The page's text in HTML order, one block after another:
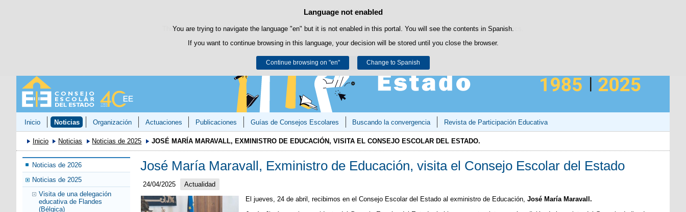
Cookie Policy
This website uses its own cookies to facilitate browsing and third-party cookies to obtain usage and satisfaction statistics.
You can get more information in the "Cookies" section of ourlegal notice.
Accept Reject
Language not enabled
You are trying to navigate the language "en" but it is not enabled in this portal. You will see the contents in Spanish.
If you want to continue browsing in this language, your decision will be stored until you close the browser.
Continue browsing on "en" Change to Spanish
Skip to content
Inicio Noticias Organización Actuaciones Publicaciones Guías de Consejos Escolares Buscando la convergencia Revista de Participación Educativa
Inicio Noticias Noticias de 2025 JOSÉ MARÍA MARAVALL, EXMINISTRO DE EDUCACIÓN, VISITA EL CONSEJO ESCOLAR DEL ESTADO.
Noticias de 2026
Noticias de 2025
Visita de una delegación
educativa de Flandes
(Bélgica)
José María Maravall, Exministro de Educación, visita el Consejo Escolar del Estado
24/04/2025
Actualidad
El jueves, 24 de abril, recibimos en el Consejo Escolar del Estado al exministro de Educación, José María Maravall.